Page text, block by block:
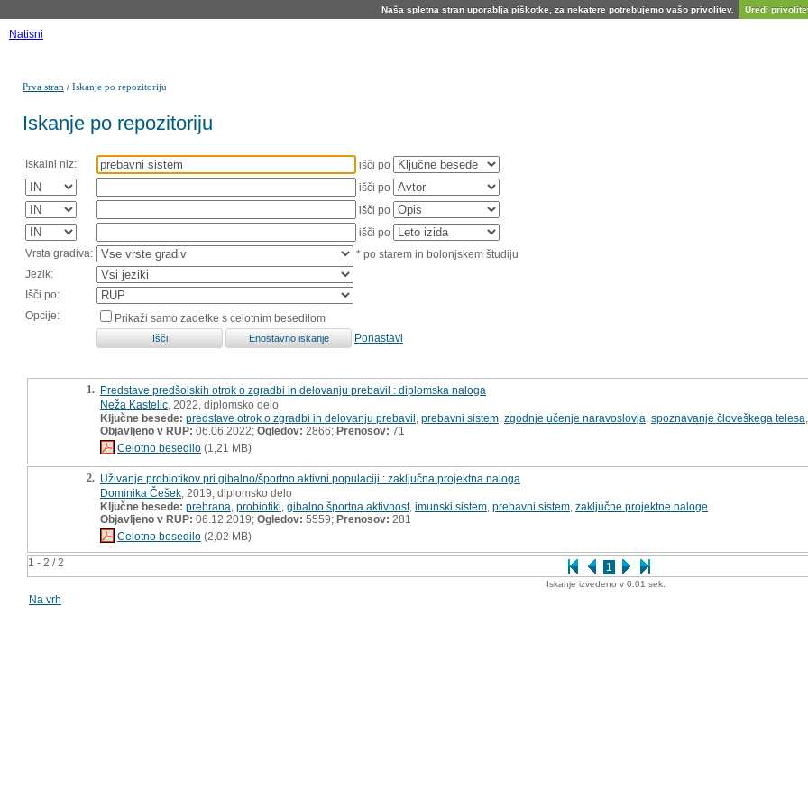
Naša spletna stran uporablja piškotke, za nekatere potrebujemo vašo privolitev. Uredi
Natisni
Prva stran /Iskanje po repozitoriju
Iskanje po repozitoriju
Iskalni niz:
išči po
išči po
išči po
išči po
Vrsta gradiva:
* po starem in bolonjskem študiju
Jezik:
Išči po:
Opcije:
Prikaži samo zadetke s celotnim besedilom
Ponastavi
1 - 2 / 2 1
1. Predstave predšolskih otrok o zgradbi in delovanju prebavil : diplomska naloga
Neža Kastelic , 2022, diplomsko delo
Ključne besede: predstave otrok o zgradbi in delovanju prebavil prebavni sistem zgodnje učenje naravoslovja spoznavanje človeškega telesa
Objavljeno v RUP: 06.06.2022; Ogledov: 2866; Prenosov: 71
Celotno besedilo (1,21 MB)
2. Uživanje probiotikov pri gibalno/športno aktivni populaciji : zaključna projektna naloga
Dominika Češek , 2019, diplomsko delo
Ključne besede: prehrana probiotiki gibalno športna aktivnost, imunski sistem prebavni sistem zaključne projektne naloge
Objavljeno v RUP: 06.12.2019; Ogledov: 5559; Prenosov: 281
Celotno besedilo (2,02 MB)
Iskanje izvedeno v 0.01 sek.
Na vrh